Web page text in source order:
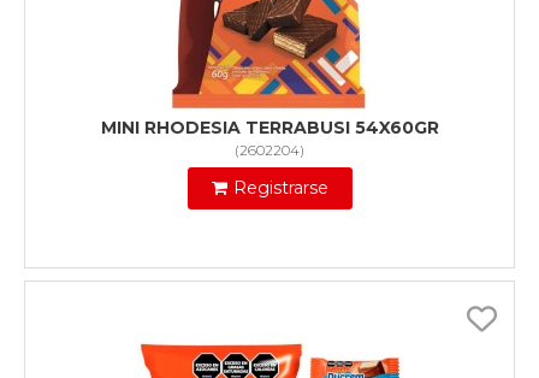
MINI RHODESIA TERRABUSI 54X60GR
(2602204)
Registrarse